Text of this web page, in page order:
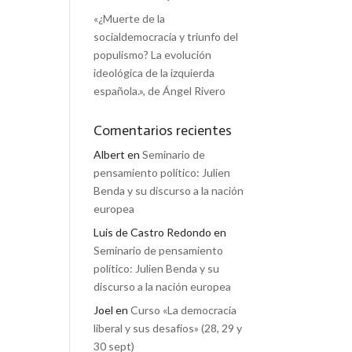
«¿Muerte de la
socialdemocracia y triunfo del
populismo? La evolución
ideológica de la izquierda
española.», de Ángel Rivero
Comentarios recientes
Albert enSeminario de
pensamiento político: Julien
Benda y su discurso a la nación
europea
Luis de Castro Redondo en
Seminario de pensamiento
político: Julien Benda y su
discurso a la nación europea
Joel enCurso «La democracia
liberal y sus desafíos» (28, 29 y
30 sept)